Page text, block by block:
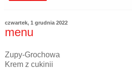
czwartek, 1 grudnia 2022
menu
Zupy-Grochowa
Krem z cukinii